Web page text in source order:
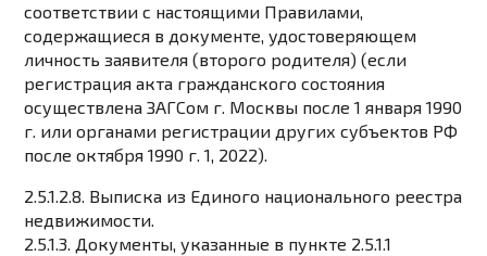
соответствии с настоящими Правилами,
содержащиеся в документе, удостоверяющем
личность заявителя (второго родителя) (если
регистрация акта гражданского состояния
осуществлена ​​ЗАГСом г. Москвы после 1 января 1990
г. или органами регистрации других субъектов РФ
после октября 1990 г. 1, 2022).
2.5.1.2.8. Выписка из Единого национального реестра
недвижимости.
2.5.1.3. Документы, указанные в пункте 2.5.1.1